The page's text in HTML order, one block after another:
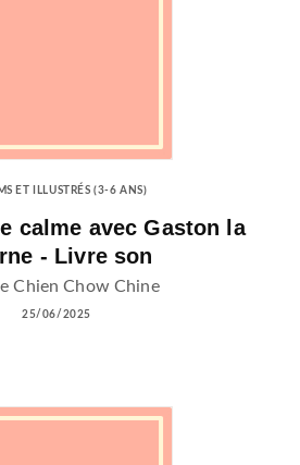
ET ILLUSTRÉS (3-6 ANS)
calme avec Gaston la
- Livre son
Chien Chow Chine
25/06/2025